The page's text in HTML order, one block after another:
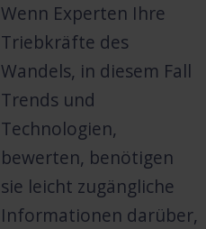
Wenn Experten Ihre
Triebkräfte des
Wandels, in diesem Fall
Trends und
Technologien,
bewerten, benötigen
sie leicht zugängliche
Informationen darüber,